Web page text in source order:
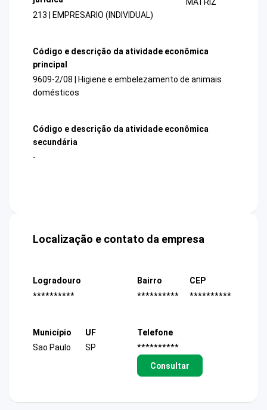
213 | EMPRESARIO (INDIVIDUAL)
Código e descrição da atividade econômica
principal
9609-2/08 | Higiene e embelezamento de animais
domésticos
Código e descrição da atividade econômica
secundária
-
Localização e contato da empresa
Logradouro
**********
Bairro
**********
CEP
**********
Município
Sao Paulo
UF
SP
Telefone
**********
Consultar